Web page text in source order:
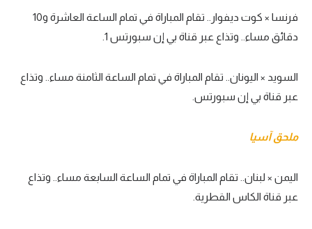
فرنسا × كوت ديفوار.. تقام المباراة في تمام الساعة العاشرة و10
دقائق مساء.. وتذاع عبر قناة بي إن سبورتس 1.
السويد × اليونان.. تقام المباراة في تمام الساعة الثامنة مساء.. وتذاع
عبر قناة بي إن سبورتس.
ملحق آسيا
اليمن × لبنان.. تقام المباراة في تمام الساعة السابعة مساء.. وتذاع
عبر قناة الكاس القطرية.